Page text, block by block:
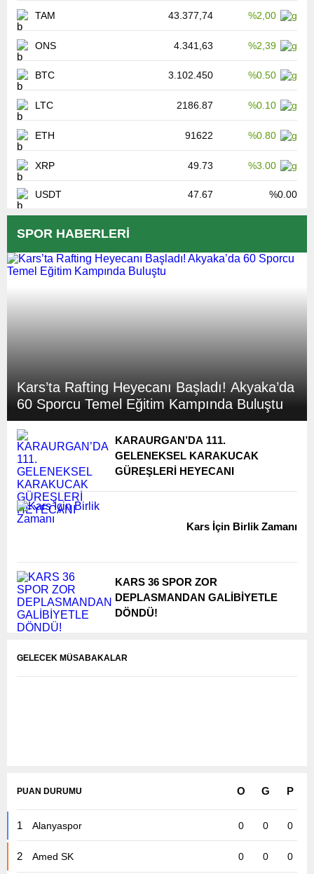
TAM 43.377,74 %2,00
ONS 4.341,63 %2,39
BTC 3.102.450 %0.50
LTC 2186.87 %0.10
ETH 91622 %0.80
XRP 49.73 %3.00
USDT 47.67 %0.00
SPOR HABERLERİ
Kars’ta Rafting Heyecanı Başladı! Akyaka’da
60 Sporcu Temel Eğitim Kampında Buluştu
KARAURGAN’DA 111.
GELENEKSEL KARAKUCAK
GÜREŞLERİ HEYECANI
Kars İçin Birlik Zamanı
KARS 36 SPOR ZOR
DEPLASMANDAN GALİBİYETLE
DÖNDÜ!
GELECEK MÜSABAKALAR
PUAN DURUMU O G P
1 Alanyaspor 0 0 0
2 Amed SK 0 0 0